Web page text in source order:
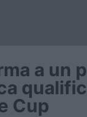
a un
Cup